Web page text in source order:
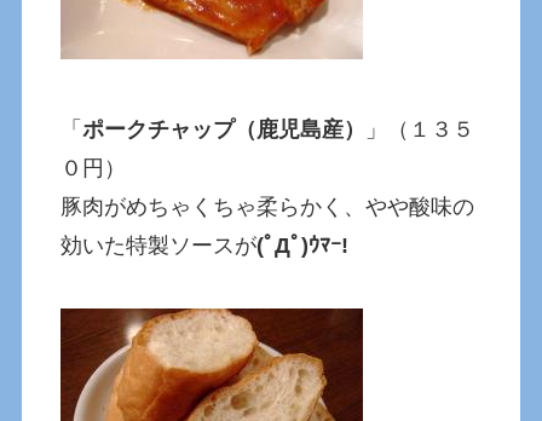
「ポークチャップ（鹿児島産）
」（１３５
０円）
豚肉がめちゃくちゃ柔らかく、やや酸味の
効いた特製ソースが(ﾟДﾟ)ｳﾏｰ!